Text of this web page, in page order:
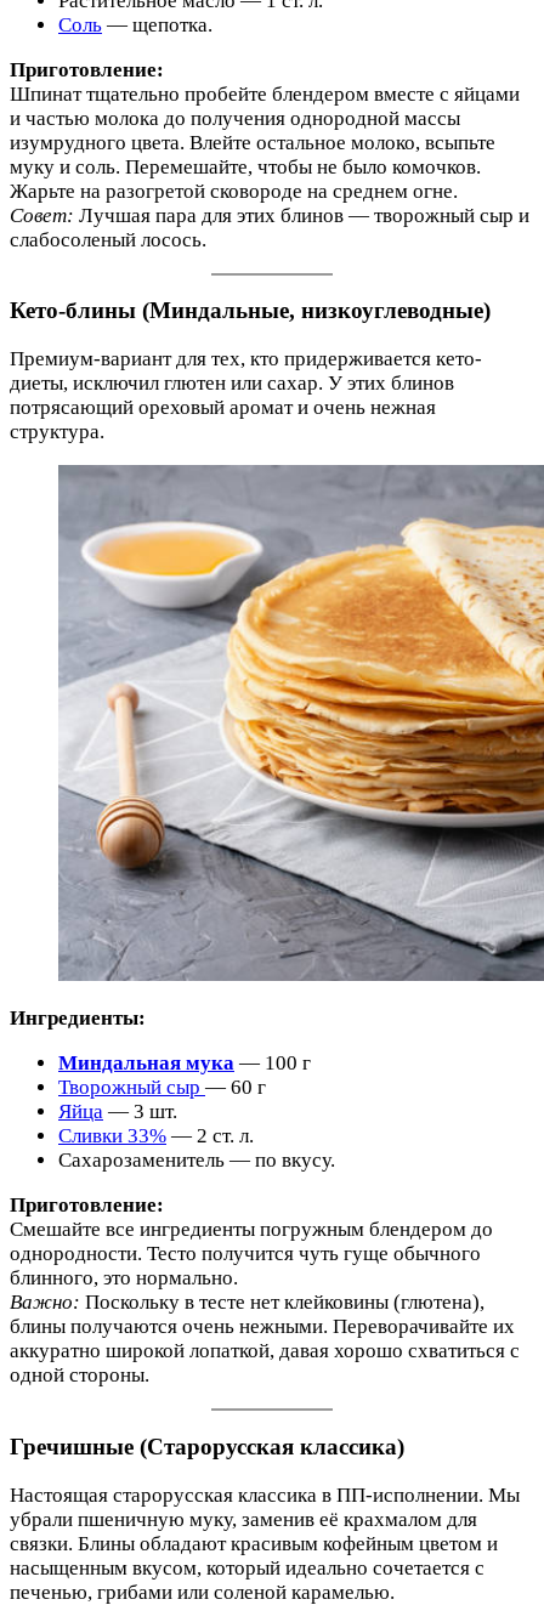
Соль — щепотка.
Приготовление:
Шпинат тщательно пробейте блендером вместе с яйцами
и частью молока до получения однородной массы
изумрудного цвета. Влейте остальное молоко, всыпьте
муку и соль. Перемешайте, чтобы не было комочков.
Жарьте на разогретой сковороде на среднем огне.
Совет: Лучшая пара для этих блинов — творожный сыр и
слабосоленый лосось.
Кето-блины (Миндальные, низкоуглеводные)
Премиум-вариант для тех, кто придерживается кето-
диеты, исключил глютен или сахар. У этих блинов
потрясающий ореховый аромат и очень нежная
структура.
Ингредиенты:
Миндальная мука — 100 г
Творожный сыр — 60 г
Яйца — 3 шт.
Сливки 33% — 2 ст. л.
Сахарозаменитель — по вкусу.
Приготовление:
Смешайте все ингредиенты погружным блендером до
однородности. Тесто получится чуть гуще обычного
блинного, это нормально.
Важно: Поскольку в тесте нет клейковины (глютена),
блины получаются очень нежными. Переворачивайте их
аккуратно широкой лопаткой, давая хорошо схватиться с
одной стороны.
Гречишные (Старорусская классика)
Настоящая старорусская классика в ПП-исполнении. Мы
убрали пшеничную муку, заменив её крахмалом для
связки. Блины обладают красивым кофейным цветом и
насыщенным вкусом, который идеально сочетается с
печенью, грибами или соленой карамелью.